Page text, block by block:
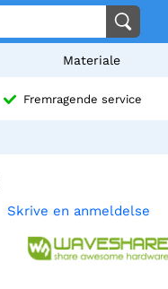
Materiale
Fremragende service
Skrive en anmeldelse